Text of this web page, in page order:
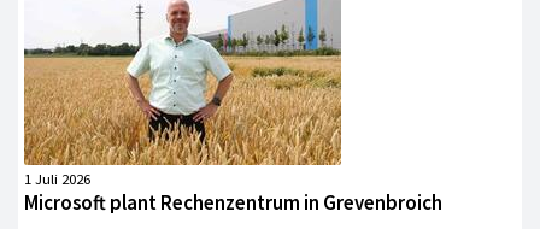
1 Juli 2026
Microsoft plant Rechenzentrum in Grevenbroich